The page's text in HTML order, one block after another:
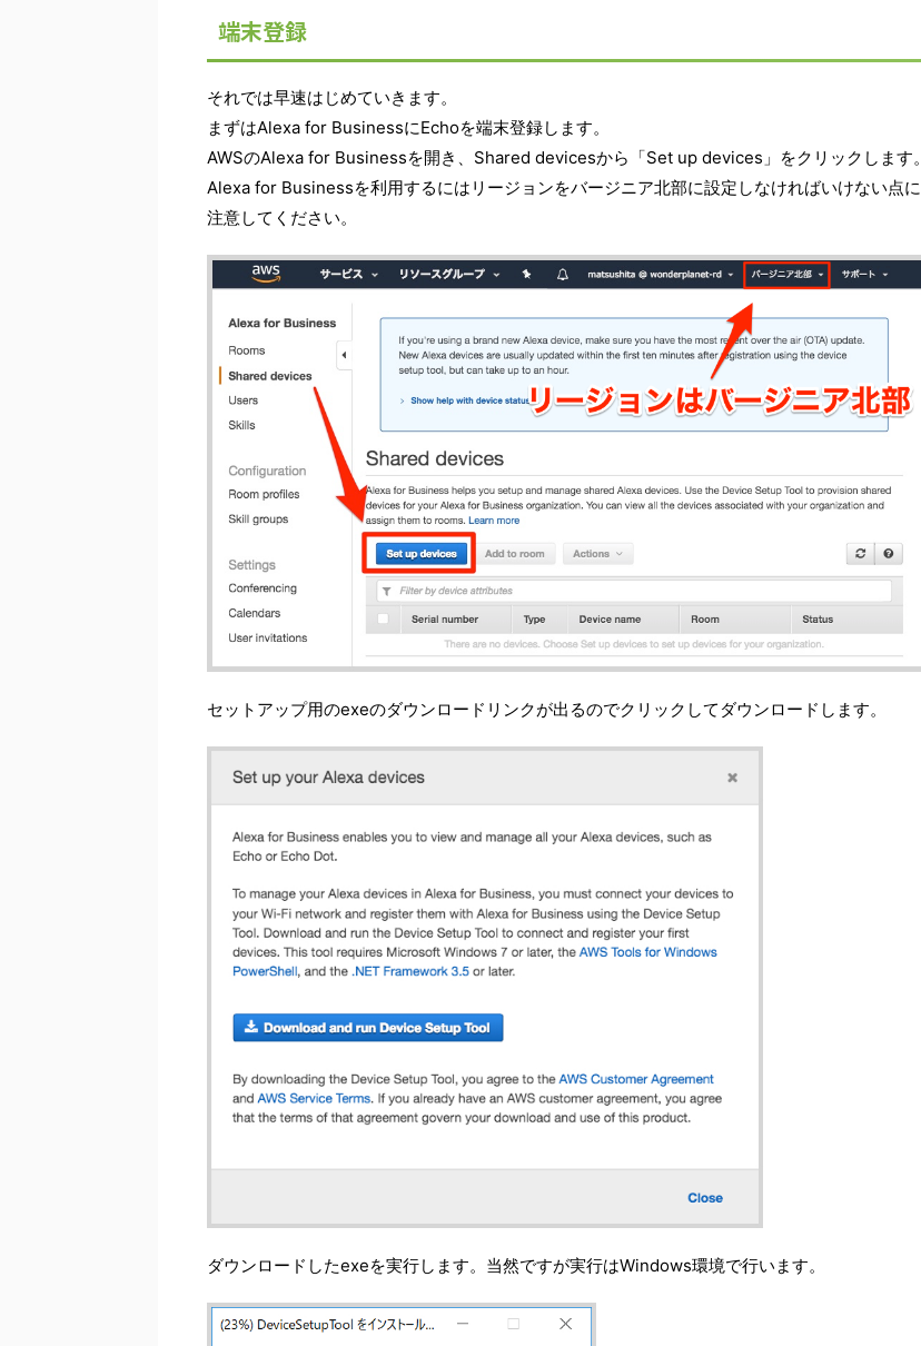
端末登録
それでは早速はじめていきます。
まずはAlexa for BusinessにEchoを端末登録します。
AWSのAlexa for Businessを開き、Shared devicesから「Set up devices」をクリックします。
Alexa for Businessを利用するにはリージョンをバージニア北部に設定しなければいけない点に
注意してください。
セットアップ用のexeのダウンロードリンクが出るのでクリックしてダウンロードします。
ダウンロードしたexeを実行します。当然ですが実行はWindows環境で行います。